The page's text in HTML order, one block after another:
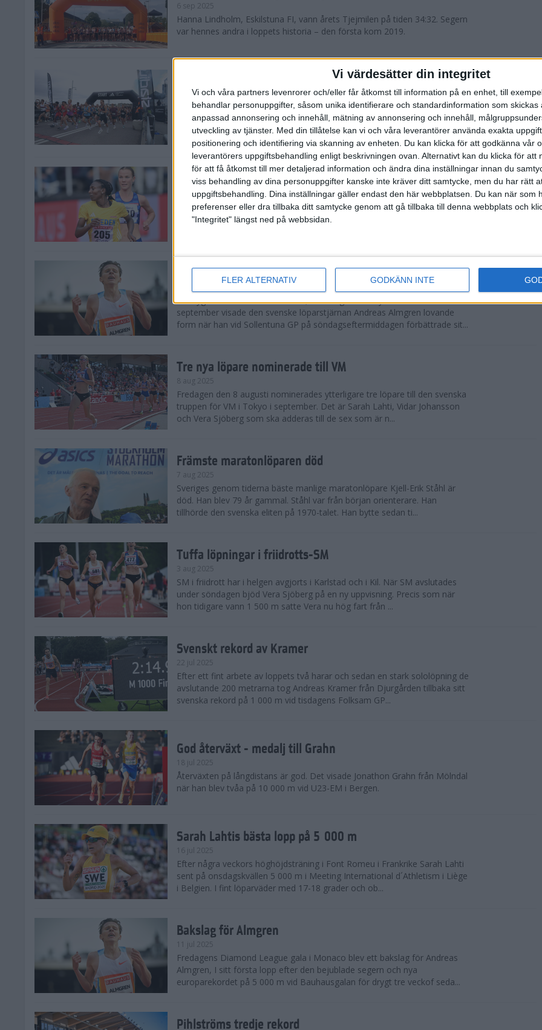
Vi värdesätter din integritet
Vi och våra partners levenrorer och/eller får åtkomst till information på en enhet, till
behandlar personuppgifter, såsom unika identifierare och standardinformation som skickas
anpassad annonsering och innehåll, mätning av annonsering och innehåll,
utveckling av tjänster. Med din tillåtelse kan vi och våra leverantörer använda exakta
positionering och identifiering via skanning av enheten. Du kan klicka för att godkänna vår
leverantörers uppgiftsbehandling enligt beskrivningen ovan. Alternativt kan du klicka för att
för att få åtkomst till mer detaljerad information och ändra dina inställningar innan du
viss behandling av dina personuppgifter kanske inte kräver ditt samtycke, men du har rätt
uppgiftsbehandling. Dina inställningar gäller endast den här webbplatsen. Du kan när som
preferenser eller dra tillbaka ditt samtycke genom att gå tillbaka till denna webbplats och
"Integritet" längst ned på webbsidan.
FLER ALTERNATIV GODKÄNN INTE
6 sep 2025
Hanna Lindholm, Eskilstuna FI, vann årets Tjejmilen på tiden 34:32. Segern
var hennes andra i loppets historia – den första kom 2019.
Snabbaste segertiden på 12 år i rekordstort adidas
Stockholm Halvmaraton
30 aug 2025
Ett slutsålt och rekordstort adidas Stockholm Halvmaraton avgjordes i
nästintill perfekt löparväder. 18 grader, mulet och väldigt lite vind. Totalt
var 19,866 löpare anmälda, varav 15,807 kom till sta...
Löparna viktiga när Sverige vann Finnkampen
26 aug 2025
Den hundrade upplagan av Finnkampen, världens äldsta och största
landskamp i friidrott, avgjordes inför fullsatta läktare på Stockholms
Svenskt rekord när Almgren testade VM-formen
En dryg månad före friidrotts-VM, som avgörs i Tokyo den 13-21
september visade den svenske löparstjärnan Andreas Almgren lovande
form när han vid Sollentuna GP på söndagseftermiddagen förbättrade sit...
Tre nya löpare nominerade till VM
8 aug 2025
Fredagen den 8 augusti nominerades ytterligare tre löpare till den svenska
truppen för VM i Tokyo i september. Det är Sarah Lahti, Vidar Johansson
och Vera Sjöberg som ska adderas till de sex som är n...
Främste maratonlöparen död
7 aug 2025
Sveriges genom tiderna bäste manlige maratonlöpare Kjell-Erik Ståhl är
död. Han blev 79 år gammal. Ståhl var från början orienterare. Han
tillhörde den svenska eliten på 1970-talet. Han bytte sedan ti...
Tuffa löpningar i friidrotts-SM
3 aug 2025
SM i friidrott har i helgen avgjorts i Karlstad och i Kil. När SM avslutades
under söndagen bjöd Vera Sjöberg på en ny uppvisning. Precis som när
hon tidigare vann 1 500 m satte Vera nu hög fart från ...
Svenskt rekord av Kramer
22 jul 2025
Efter ett fint arbete av loppets två harar och sedan en stark sololöpning de
avslutande 200 metrarna tog Andreas Kramer från Djurgården tillbaka sitt
svenska rekord på 1 000 m vid tisdagens Folksam GP...
God återväxt - medalj till Grahn
18 jul 2025
Återväxten på långdistans är god. Det visade Jonathon Grahn från Mölndal
när han blev tvåa på 10 000 m vid U23-EM i Bergen.
Sarah Lahtis bästa lopp på 5 000 m
16 jul 2025
Efter några veckors höghöjdsträning i Font Romeu i Frankrike Sarah Lahti
sent på onsdagskvällen 5 000 m i Meeting International d´Athletism i Liège
i Belgien. I fint löparväder med 17-18 grader och ob...
Bakslag för Almgren
11 jul 2025
Fredagens Diamond League gala i Monaco blev ett bakslag för Andreas
Almgren, I sitt första lopp efter den bejublade segern och nya
europarekordet på 5 000 m vid Bauhausgalan för drygt tre veckof seda...
Pihlströms tredje rekord